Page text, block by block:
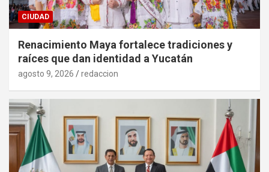
CIUDAD
Renacimiento Maya fortalece tradiciones y
raíces que dan identidad a Yucatán
agosto 9, 2026 redaccion